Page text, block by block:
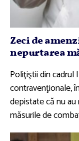
Zeci de
nepurtarea
Poliţiştii din cadrul
contravenţionale,
depistate că nu
măsurile de